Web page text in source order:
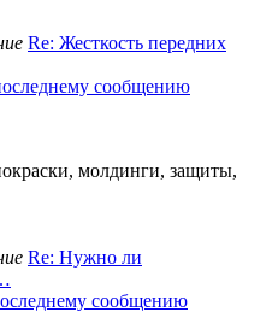
Re: Жесткость передних
сообщению
молдинги, защиты,
Re: Нужно ли
сообщению